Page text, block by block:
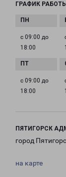
ГРАФИК РАБОТЫ
с 09:00 до
18:00
с 09:00 до
18:00
ПЯТИГОРСК
город
на карте